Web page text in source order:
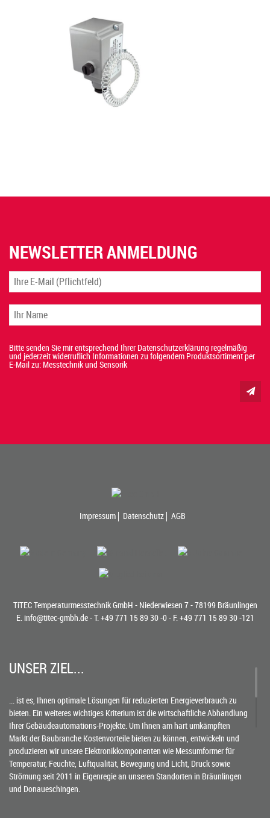
NEWSLETTER ANMELDUNG
Bitte senden Sie mir entsprechend Ihrer Datenschutzerklärung regelmäßig
und jederzeit widerruflich Informationen zu folgendem Produktsortiment per
E-Mail zu: Messtechnik und Sensorik
Impressum Datenschutz AGB
TiTEC Temperaturmesstechnik GmbH - Niederwiesen 7 - 78199 Bräunlingen
E. info@titec-gmbh.de- T. +49 771 15 89 30 -0- F. +49 771 15 89 30 -121
UNSER ZIEL...
... ist es, Ihnen optimale Lösungen für reduzierten Energieverbrauch zu
bieten. Ein weiteres wichtiges Kriterium ist die wirtschaftliche Abhandlung
Ihrer Gebäudeautomations-Projekte. Um Ihnen am hart umkämpften
Markt der Baubranche Kostenvorteile bieten zu können, entwickeln und
produzieren wir unsere Elektronikkomponenten wie Messumformer für
Temperatur, Feuchte, Luftqualität, Bewegung und Licht, Druck sowie
Strömung seit 2011 in Eigenregie an unseren Standorten in Bräunlingen
und Donaueschingen.